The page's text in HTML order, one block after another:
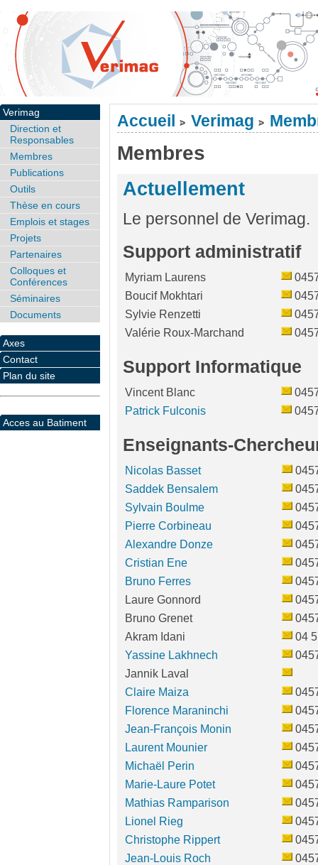
Accueil > Verimag >
Membres
Actuellement
Le personnel de Verimag.
Support administratif
Myriam Laurens
Boucif Mokhtari
Sylvie Renzetti
Valérie Roux-Marchand
Support Informatique
Vincent Blanc
Patrick Fulconis
Enseignants-
Nicolas Basset
Saddek Bensalem
Sylvain Boulme
Pierre Corbineau
Alexandre Donze
Cristian Ene
Bruno Ferres
Laure Gonnord
Bruno Grenet
Akram Idani
04
Yassine Lakhnech
Jannik Laval
Claire Maiza
Florence Maraninchi
Jean-François Monin
Laurent Mounier
Michaël Perin
Marie-Laure Potet
Mathias Ramparison
Lionel Rieg
Christophe Rippert
Jean-Louis Roch
Verimag
Direction et
Responsables
Membres
Publications
Outils
Thèse en cours
Emplois et stages
Projets
Partenaires
Colloques et
Conférences
Séminaires
Documents
Axes
Contact
Plan du site
Acces au Batiment